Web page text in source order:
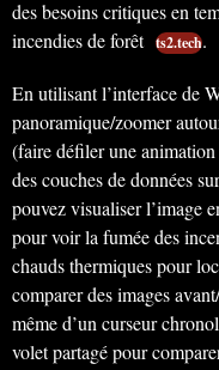
des besoins critiques en
incendies de forêt ts2.tech.
En utilisant l’interface de
panoramique/zoomer
(faire défiler une animation
des couches de données
pouvez visualiser l’image
pour voir la fumée des
chauds thermiques pour
comparer des images
même d’un curseur
volet partagé pour